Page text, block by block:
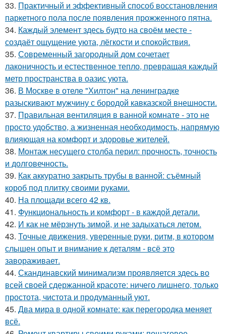
33. Практичный и эффективный способ восстановления
паркетного пола после появления прожженного пятна.
34. Каждый элемент здесь будто на своём месте -
создаёт ощущение уюта, лёгкости и спокойствия.
35. Современный загородный дом сочетает
лаконичность и естественное тепло, превращая каждый
метр пространства в оазис уюта.
36. В Москве в отеле "Хилтон" на ленинградке
разыскивают мужчину с бородой кавказской внешности.
37. Правильная вентиляция в ванной комнате - это не
просто удобство, а жизненная необходимость, напрямую
влияющая на комфорт и здоровье жителей.
38. Монтаж несущего столба перил: прочность, точность
и долговечность.
39. Как аккуратно закрыть трубы в ванной: съёмный
короб под плитку своими руками.
40. На площади всего 42 кв.
41. Функциональность и комфорт - в каждой детали.
42. И как не мёрзнуть зимой, и не задыхаться летом.
43. Точные движения, уверенные руки, ритм, в котором
слышен опыт и внимание к деталям - всё это
завораживает.
44. Скандинавский минимализм проявляется здесь во
всей своей сдержанной красоте: ничего лишнего, только
простота, чистота и продуманный уют.
45. Два мира в одной комнате: как перегородка меняет
всё.